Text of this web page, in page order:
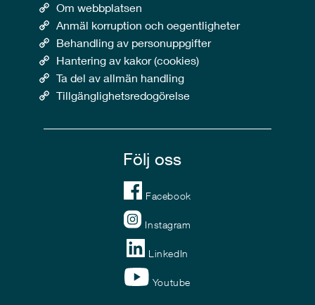
Om webbplatsen
Anmäl korruption och oegentligheter
Behandling av personuppgifter
Hantering av kakor (cookies)
Ta del av allmän handling
Tillgänglighetsredogörelse
Följ oss
Facebook
Instagram
LinkedIn
Youtube